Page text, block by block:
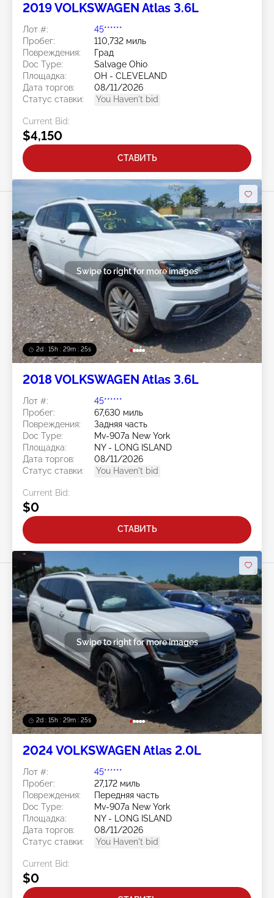
2019 VOLKSWAGEN Atlas 3.6L
Лот #:
45******
Пробег:
110,732 миль
Повреждения:
Град
Doc Type:
Salvage Ohio
Площадка:
OH - CLEVELAND
Дата торгов:
08/11/2026
Статус ставки:
You Haven't bid
Current Bid:
$4,150
СТАВИТЬ
2d : 15h : 29m : 22s
Swipe to right for more images
2018 VOLKSWAGEN Atlas 3.6L
Лот #:
45******
Пробег:
67,630 миль
Повреждения:
Задняя часть
Doc Type:
Mv-907a New York
Площадка:
NY - LONG ISLAND
Дата торгов:
08/11/2026
Статус ставки:
You Haven't bid
Current Bid:
$0
СТАВИТЬ
2d : 15h : 29m : 22s
Swipe to right for more images
2024 VOLKSWAGEN Atlas 2.0L
Лот #:
45******
Пробег:
27,172 миль
Повреждения:
Передняя часть
Doc Type:
Mv-907a New York
Площадка:
NY - LONG ISLAND
Дата торгов:
08/11/2026
Статус ставки:
You Haven't bid
Current Bid:
$0